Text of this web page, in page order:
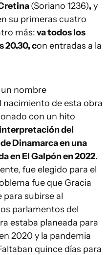
(Soriano 1236), y
su primeras cuatro
más:va todos los
20.30, con entradas a la
un nombre
nacimiento de esta obra
con un hito
del
Dinamarca en una
en El Galpón en 2022.
fue elegido para el
fue que Gracia
subirse al
parlamentos del
estaba planeada para
2020 y la pandemia
quince días para